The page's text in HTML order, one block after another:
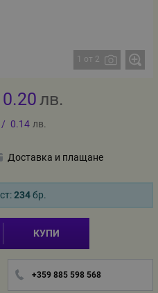
1 от 2
0.20лв.
/ 0.14 лв.
Доставка и плащане
234бр.
КУПИ
+359 885 598 568